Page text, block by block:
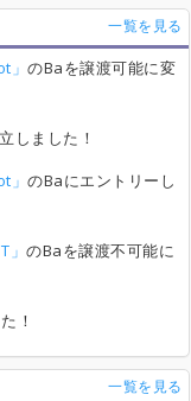
一覧を見る
」のBaを譲渡可能に変
しました！
」のBaにエントリーし
」のBaを譲渡不可能に
！
一覧を見る